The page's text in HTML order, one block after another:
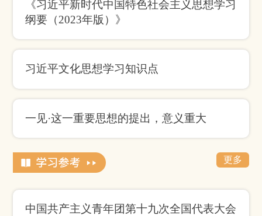
《习近平新时代中国特色社会主义思想学习
纲要（2023年版）》
习近平文化思想学习知识点
一见·这一重要思想的提出，意义重大
更多
中国共产主义青年团第十九次全国代表大会